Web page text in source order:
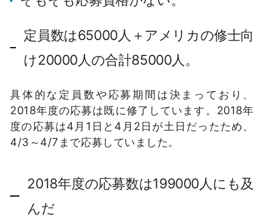
定員数は65000人＋アメリカの修士向
け20000人の合計85000人。
具体的な定員数や応募期間は決まっており、
2018年度の応募は既に修了しています。2018年
度の応募は4月1日と4月2日が土日だったため、
4/3～4/7まで応募していました。
2018年度の応募数は199000人にも及
んだ